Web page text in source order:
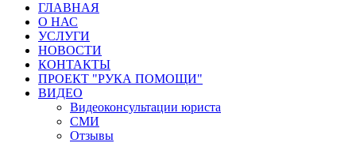
ГЛАВНАЯ
О НАС
УСЛУГИ
НОВОСТИ
КОНТАКТЫ
ПРОЕКТ "РУКА ПОМОЩИ"
ВИДЕО
Видеоконсультации юриста
СМИ
Отзывы